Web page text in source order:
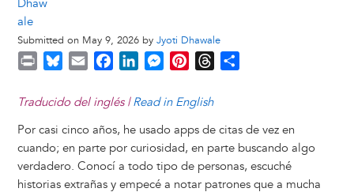
Submitted on May 9, 2026 by Jyoti Dhawale
i
t
u
s
k
y
a
l
c
b
o
o
n
e
d
I
M
s
e
n
g
n
e
r
e
r
a
d
s
e
Traducido del inglés |Read in English
Por casi cinco años, he usado apps de citas de vez en
cuando; en parte por curiosidad, en parte buscando algo
verdadero. Conocí a todo tipo de personas, escuché
historias extrañas y empecé a notar patrones que a mucha